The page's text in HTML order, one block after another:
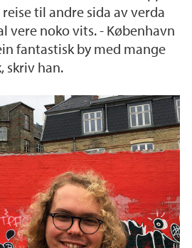
til andre sida av verda
vere noko vits. - København
fantastisk by med mange
skriv han.